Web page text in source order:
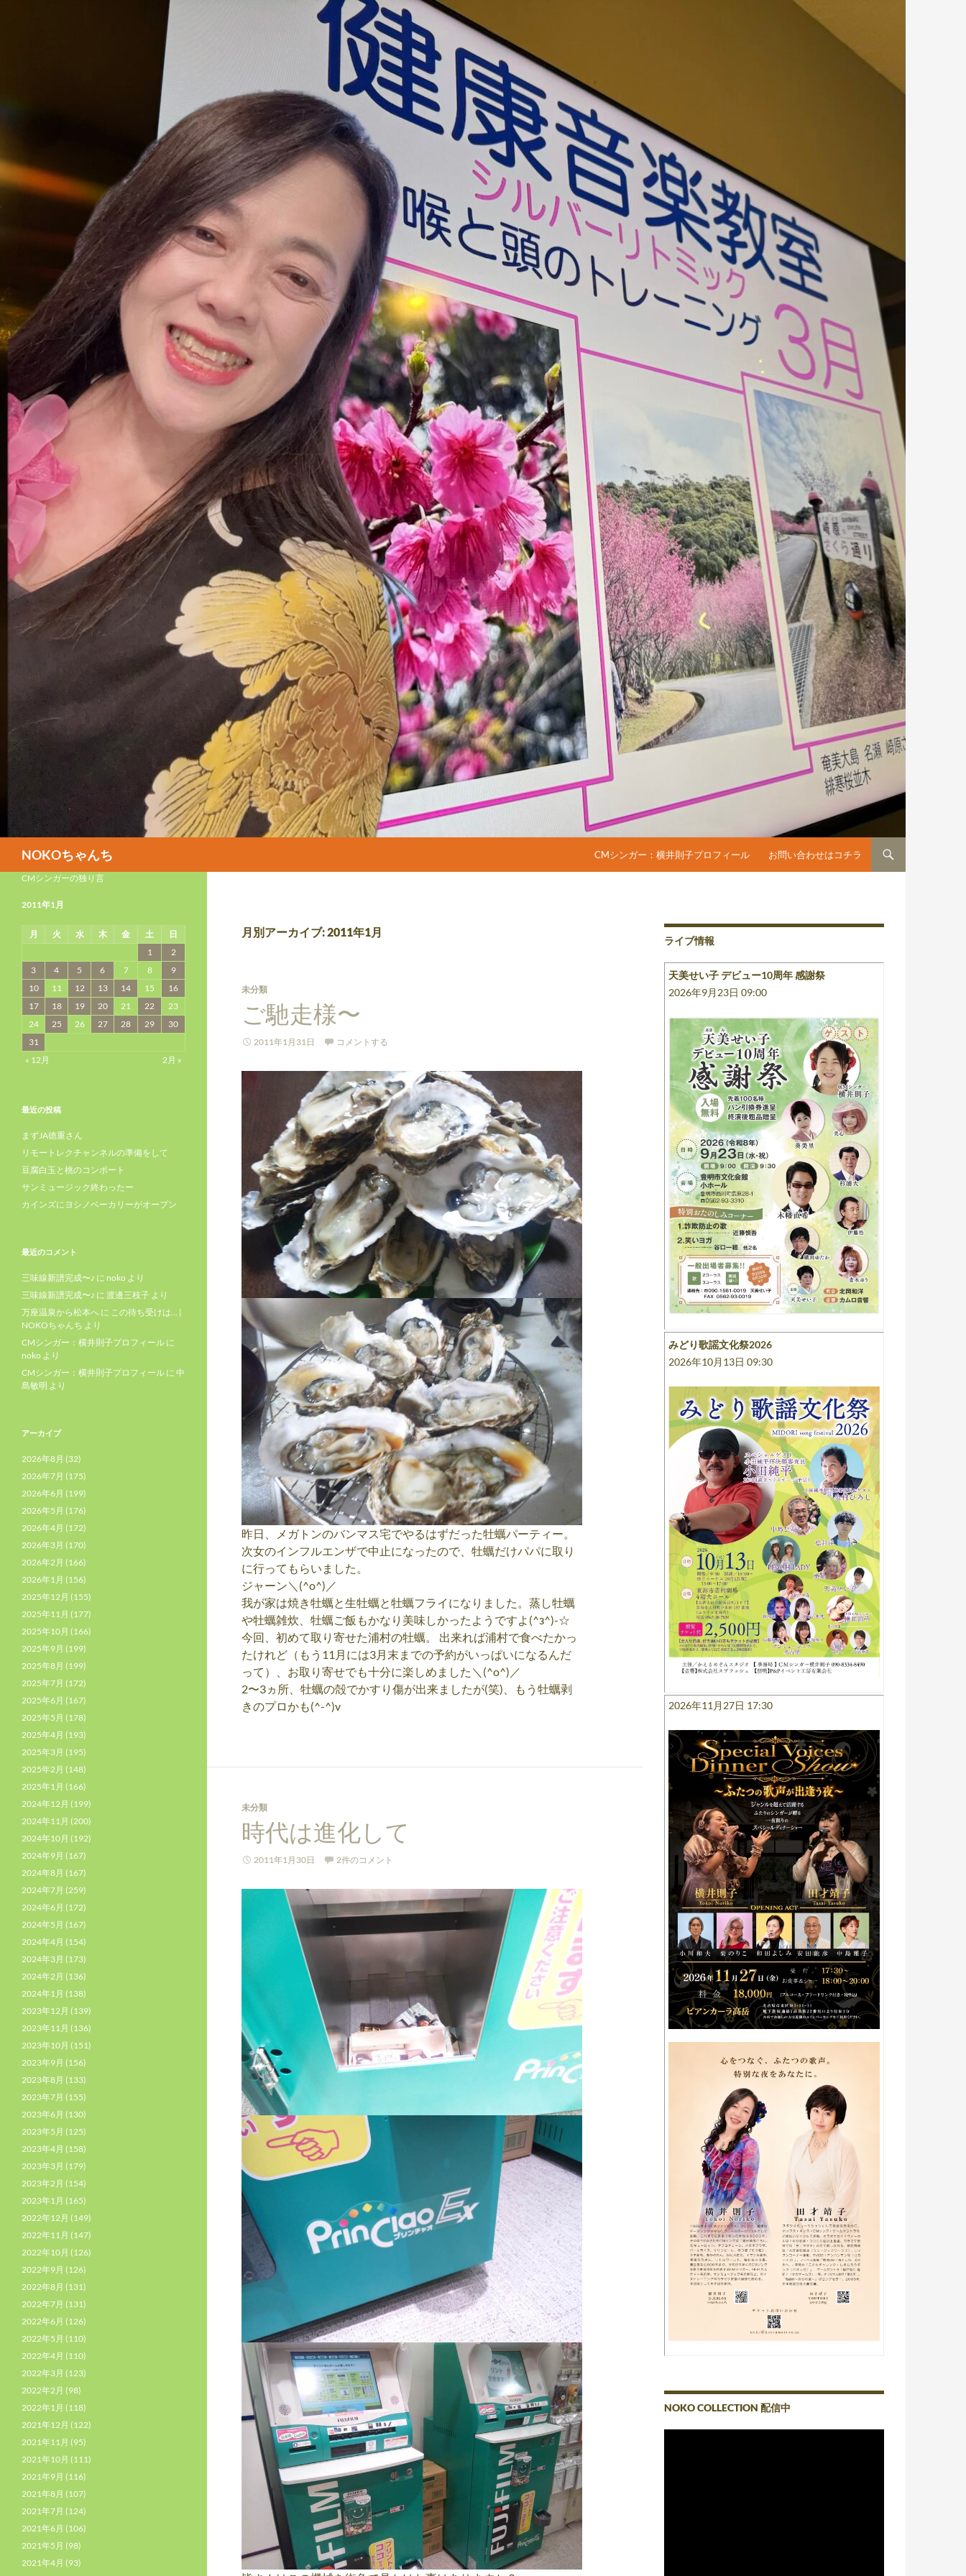
NOKOちゃんち
CMシンガー：横井則子プロフィール
お問い合わせはコチラ
月別アーカイブ: 2011年1月
未分類
ご馳走様〜
2011年1月31日 コメントする
昨日、メガトンのバンマス宅でやるはずだった牡蠣パーティー。
次女のインフルエンザで中止になったので、牡蠣だけパパに取り
に行ってもらいました。
ジャーン＼(^o^)／
我が家は焼き牡蠣と生牡蠣と牡蠣フライになりました。蒸し牡蠣
や牡蠣雑炊、牡蠣ご飯もかなり美味しかったようですよ(^з^)-☆
今回、初めて取り寄せた浦村の牡蠣。 出来れば浦村で食べたかっ
たけれど（もう11月には3月末までの予約がいっぱいになるんだ
って）、お取り寄せでも十分に楽しめました＼(^o^)／
2〜3ヵ所、牡蠣の殻でかすり傷が出来ましたが(笑)、もう牡蠣剥
きのプロかも(^-^)v
未分類
時代は進化して
2011年1月30日 2件のコメント
ライブ情報
天美せい子 デビュー10周年 感謝祭
2026年9月23日 09:00
みどり歌謡文化祭2026
2026年10月13日 09:30
2026年11月27日 17:30
NOKO COLLECTION 配信中
CMシンガーの独り言
2011年1月
月 火 水 木 金 土
日
1
2
3
4 5 6 7 8
9
10
11 12 13 14 15
16
17
18 19 20 21 22
23
24
25 26 27 28 29
30
31
« 12月
2月 »
最近の投稿
まずJA徳重さん
リモートレクチャンネルの準備をして
豆腐白玉と桃のコンポート
サンミュージック終わったー
カインズにヨシノベーカリーがオープン
最近のコメント
三味線新譜完成〜♪ に noko より
三味線新譜完成〜♪ に 渡邊三枝子 より
万座温泉から松本へ に この待ち受けは… |
NOKOちゃんち より
CMシンガー：横井則子プロフィール に
noko より
CMシンガー：横井則子プロフィール に 中
島敏明 より
アーカイブ
2026年8月 (32)
2026年7月 (175)
2026年6月 (199)
2026年5月 (176)
2026年4月 (172)
2026年3月 (170)
2026年2月 (166)
2026年1月 (156)
2025年12月 (155)
2025年11月 (177)
2025年10月 (166)
2025年9月 (199)
2025年8月 (199)
2025年7月 (172)
2025年6月 (167)
2025年5月 (178)
2025年4月 (193)
2025年3月 (195)
2025年2月 (148)
2025年1月 (166)
2024年12月 (199)
2024年11月 (200)
2024年10月 (192)
2024年9月 (167)
2024年8月 (167)
2024年7月 (259)
2024年6月 (172)
2024年5月 (167)
2024年4月 (154)
2024年3月 (173)
2024年2月 (136)
2024年1月 (138)
2023年12月 (139)
2023年11月 (136)
2023年10月 (151)
2023年9月 (156)
2023年8月 (133)
2023年7月 (155)
2023年6月 (130)
2023年5月 (125)
2023年4月 (158)
2023年3月 (179)
2023年2月 (154)
2023年1月 (165)
2022年12月 (149)
2022年11月 (147)
2022年10月 (126)
2022年9月 (126)
2022年8月 (131)
2022年7月 (131)
2022年6月 (126)
2022年5月 (110)
2022年4月 (110)
2022年3月 (123)
2022年2月 (98)
2022年1月 (118)
2021年12月 (122)
2021年11月 (95)
2021年10月 (111)
2021年9月 (116)
2021年8月 (107)
2021年7月 (124)
2021年6月 (106)
2021年5月 (98)
2021年4月 (93)